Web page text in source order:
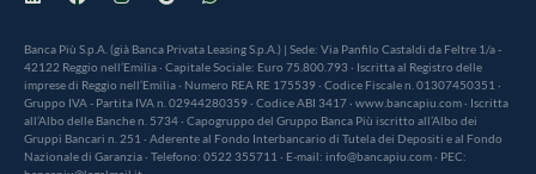
Banca Più S.p.A. (già Banca Privata Leasing S.p.A.) | Sede: Via Panfilo Castaldi da Feltre 1/a -
42122 Reggio nell’Emilia · Capitale Sociale: Euro 75.800.793 · Iscritta al Registro delle
imprese di Reggio nell’Emilia · Numero REA RE 175539 · Codice Fiscale n. 01307450351 ·
Gruppo IVA - Partita IVA n. 02944280359 · Codice ABI 3417 · www.bancapiu.com · Iscritta
all’Albo delle Banche n. 5734 · Capogruppo del Gruppo Banca Più iscritto all’Albo dei
Gruppi Bancari n. 251 · Aderente al Fondo Interbancario di Tutela dei Depositi e al Fondo
Nazionale di Garanzia · Telefono: 0522 355711 · E-mail: info@bancapiu.com · PEC: